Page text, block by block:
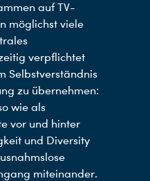
auf TV-
möglichst viele
verpflichtet
Selbstverständnis
zu übernehmen:
wie als
vor und hinter
und Diversity
miteinander.